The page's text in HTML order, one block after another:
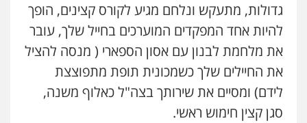
גדולות, מתעקש ונלחם מגיע לקורס קצינים, הופך
להיות אחד המפקדים המוערכים בחייל שלך, עובר
את מלחמת לבנון עם אסון הספארי ( מנסה להציל
את החיילים שלך כשמכונית תופת מתפוצצת
לידם) ומסיים את שירותך בצה"ל כאלוף משנה,
סגן קצין חימוש ראשי.